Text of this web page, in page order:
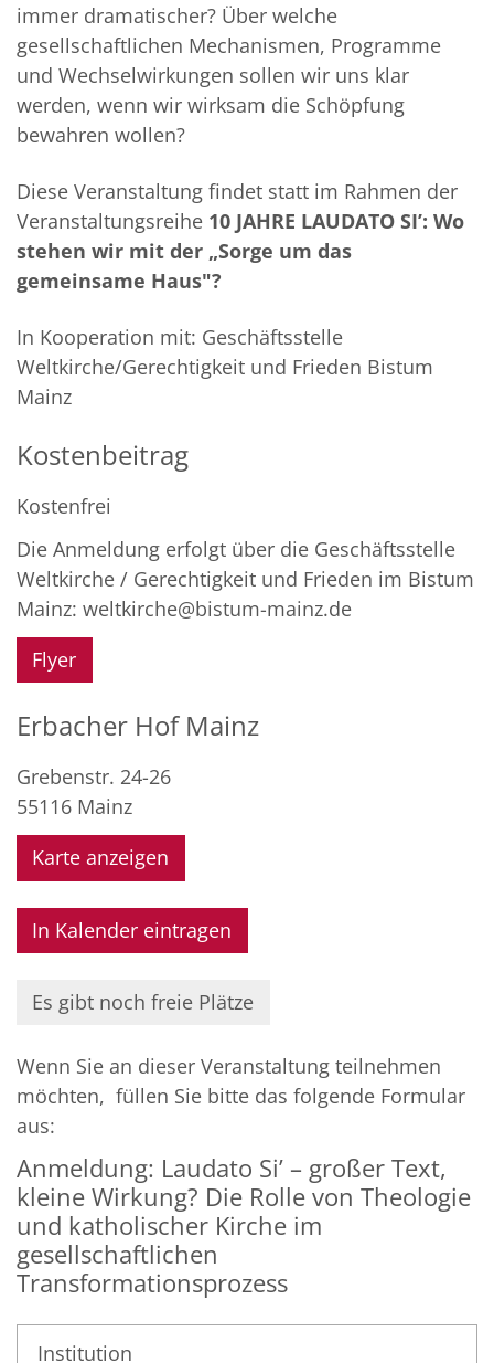
immer dramatischer? Über welche
gesellschaftlichen Mechanismen, Programme
und Wechselwirkungen sollen wir uns klar
werden, wenn wir wirksam die Schöpfung
bewahren wollen?
Diese Veranstaltung findet statt im Rahmen der
Veranstaltungsreihe 10 JAHRE LAUDATO SI’: Wo
stehen wir mit der „Sorge um das
gemeinsame Haus"?
In Kooperation mit: Geschäftsstelle
Weltkirche/Gerechtigkeit und Frieden Bistum
Mainz
Kostenbeitrag
Kostenfrei
Die Anmeldung erfolgt über die Geschäftsstelle
Weltkirche / Gerechtigkeit und Frieden im Bistum
Mainz: weltkirche@bistum-mainz.de
Flyer
Erbacher Hof Mainz
Grebenstr. 24-26
55116 Mainz
Karte anzeigen
In Kalender eintragen
Es gibt noch freie Plätze
Wenn Sie an dieser Veranstaltung teilnehmen
möchten, füllen Sie bitte das folgende Formular
aus:
Anmeldung: Laudato Siʼ – großer Text,
kleine Wirkung? Die Rolle von Theologie
und katholischer Kirche im
gesellschaftlichen
Transformationsprozess
Institution